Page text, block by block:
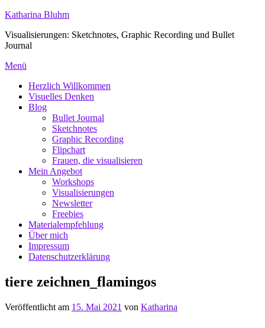
Zum
springen
Katharina Bluhm
Visualisierungen: Sketchnotes, Graphic Recording und Bullet
Journal
Menü
Herzlich Willkommen
Visuelles Denken
Blog
Bullet Journal
Sketchnotes
Graphic Recording
Flipchart
Frauen, die visualisieren
Mein Angebot
Workshops
Visualisierungen
Newsletter
Freebies
Materialempfehlung
Über mich
Impressum
Datenschutzerklärung
tiere zeichnen_flamingos
Veröffentlicht am 15. Mai 2021 von Katharina